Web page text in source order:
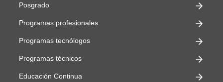
Posgrado
Programas profesionales
Programas tecnólogos
Programas técnicos
Educación Continua